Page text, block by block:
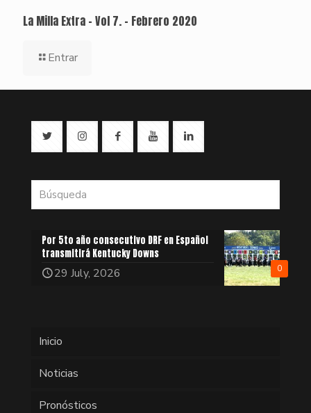
La Milla Extra – Vol 7. – Febrero 2020
Entrar
0
Por 5to año consecutivo DRF en Español
transmitirá Kentucky Downs
29 July, 2026
Inicio
Noticias
Pronósticos